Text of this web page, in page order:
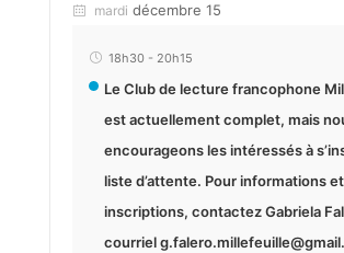
mardi décembre 15
18h30 - 20h15
Le Club de lecture francophone
est actuellement complet, mais
encourageons les intéressés à
liste d’attente. Pour informations et
inscriptions, contactez Gabriela
courriel